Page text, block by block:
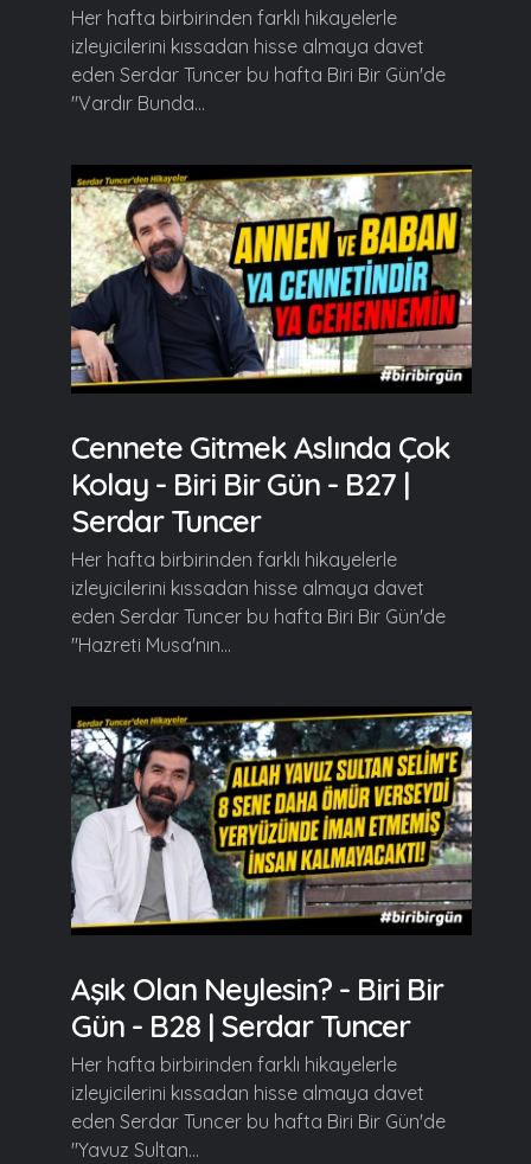
Her hafta birbirinden farklı hikayelerle
izleyicilerini kıssadan hisse almaya davet
eden Serdar Tuncer bu hafta Biri Bir Gün'de
"Vardır Bunda...
Cennete Gitmek Aslında Çok
Kolay - Biri Bir Gün - B27 |
Serdar Tuncer
Her hafta birbirinden farklı hikayelerle
izleyicilerini kıssadan hisse almaya davet
eden Serdar Tuncer bu hafta Biri Bir Gün'de
"Hazreti Musa'nın...
Aşık Olan Neylesin? - Biri Bir
Gün - B28 | Serdar Tuncer
Her hafta birbirinden farklı hikayelerle
izleyicilerini kıssadan hisse almaya davet
eden Serdar Tuncer bu hafta Biri Bir Gün'de
"Yavuz Sultan...